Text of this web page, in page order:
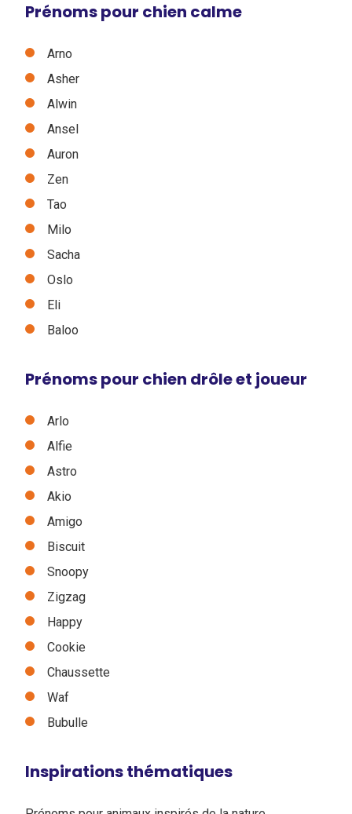
Prénoms pour chien calme
Arno
Asher
Alwin
Ansel
Auron
Zen
Tao
Milo
Sacha
Oslo
Eli
Baloo
Prénoms pour chien drôle et joueur
Arlo
Alfie
Astro
Akio
Amigo
Biscuit
Snoopy
Zigzag
Happy
Cookie
Chaussette
Waf
Bubulle
Inspirations thématiques